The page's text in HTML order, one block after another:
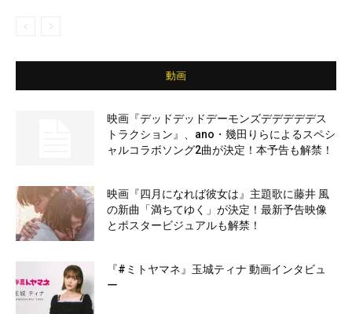
動画
映画『デッドデッドデーモンズデデデデデス
トラクション』、ano・幾田りらによるスペシ
ャルコラボソング2曲が決定！本予告も解禁！
映画『四月になれば彼女は』主題歌に藤井 風
の新曲「満ちてゆく」が決定！最新予告映像
とポスタービジュアルも解禁！
『#ミトヤマネ』玉城ティナ 動画インタビュ
ー